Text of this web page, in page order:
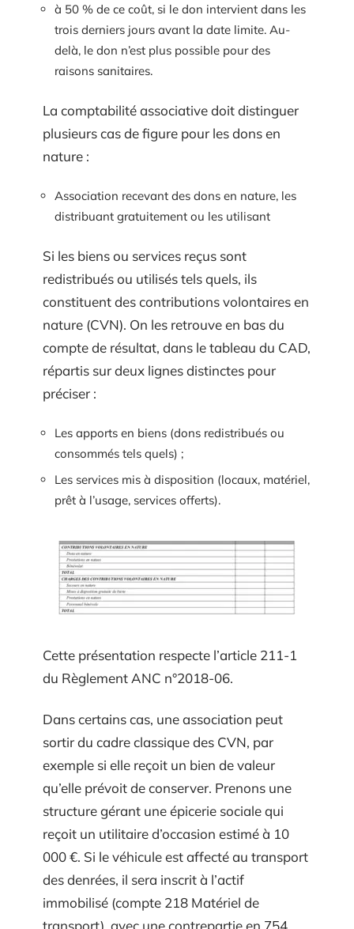
à 50 % de ce coût, si le don intervient dans les
trois derniers jours avant la date limite. Au-
delà, le don n’est plus possible pour des
raisons sanitaires.
La comptabilité associative doit distinguer
plusieurs cas de figure pour les dons en
nature :
Association recevant des dons en nature, les
distribuant gratuitement ou les utilisant
Si les biens ou services reçus sont
redistribués ou utilisés tels quels, ils
constituent des contributions volontaires en
nature (CVN). On les retrouve en bas du
compte de résultat, dans le tableau du CAD,
répartis sur deux lignes distinctes pour
préciser :
Les apports en biens (dons redistribués ou
consommés tels quels) ;
Les services mis à disposition (locaux, matériel,
prêt à l’usage, services offerts).
Cette présentation respecte l’article 211-1
du Règlement ANC n°2018-06.
Dans certains cas, une association peut
sortir du cadre classique des CVN, par
exemple si elle reçoit un bien de valeur
qu’elle prévoit de conserver. Prenons une
structure gérant une épicerie sociale qui
reçoit un utilitaire d’occasion estimé à 10
000 €. Si le véhicule est affecté au transport
des denrées, il sera inscrit à l’actif
immobilisé (compte 218 Matériel de
transport), avec une contrepartie en 754